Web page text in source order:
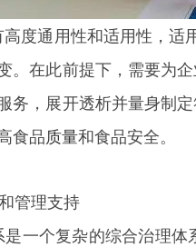
度通用性和适用性，
。在此前提下，需要为
务，展开透析并量身制
食品质量和食品安全。
管理支持
一个复杂的综合治理